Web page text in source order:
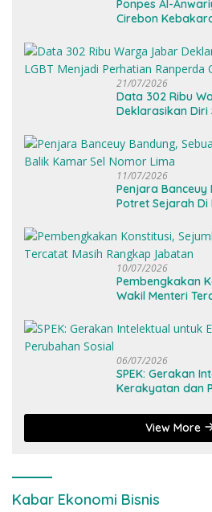
Ponpes Al-
Cirebon
21/07/2026
Data 302 Ribu
Deklarasikan Diri
11/07/2026
Penjara Banceuy
Potret Sejarah Di
10/07/2026
Pembengkakan
Wakil Menteri
06/07/2026
SPEK: Gerakan
Kerakyatan dan
View More
Kabar Ekonomi Bisnis